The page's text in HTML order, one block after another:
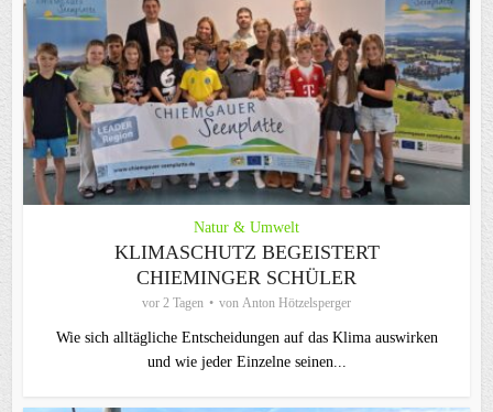
Natur & Umwelt
KLIMASCHUTZ BEGEISTERT
CHIEMINGER SCHÜLER
vor 2 Tagen von Anton Hötzelsperger
Wie sich alltägliche Entscheidungen auf das Klima auswirken
und wie jeder Einzelne seinen...